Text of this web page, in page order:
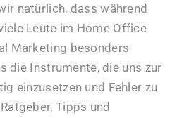
natürlich, dass während
Leute im Home Office
Marketing besonders
die Instrumente, die uns zur
einzusetzen und Fehler zu
Tipps und